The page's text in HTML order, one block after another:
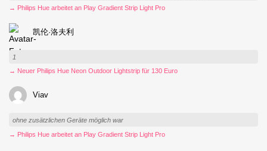
→ Philips Hue arbeitet an Play Gradient Strip Light Pro
凯伦·洛夫利
1
→ Neuer Philips Hue Neon Outdoor Lightstrip für 130 Euro
Viav
ohne zusätzlichen Geräte möglich war
→ Philips Hue arbeitet an Play Gradient Strip Light Pro